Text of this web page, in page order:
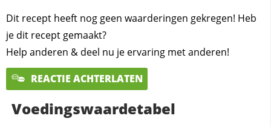
Dit recept heeft nog geen waarderingen gekregen! Heb
je dit recept gemaakt?
Help anderen & deel nu je ervaring met anderen!
REACTIE ACHTERLATEN
Voedingswaardetabel